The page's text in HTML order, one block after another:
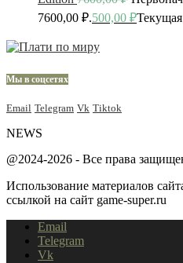
7600,00 ₽.500,00 ₽
Мы в соцсетях
Email Telegram Vk Tiktok
NEWS
@2024-2026 - Все права
Использование материалов
ссылкой на сайт game-super.ru
Email
Telegram
Vk